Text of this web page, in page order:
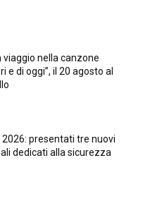
viaggio nella canzone
e di oggi”, il 20 agosto al
2026: presentati tre nuovi
dedicati alla sicurezza